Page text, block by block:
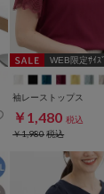
WEB限定ｻｲｽ
袖レーストップス
￥1,480 税込
￥1,980税込